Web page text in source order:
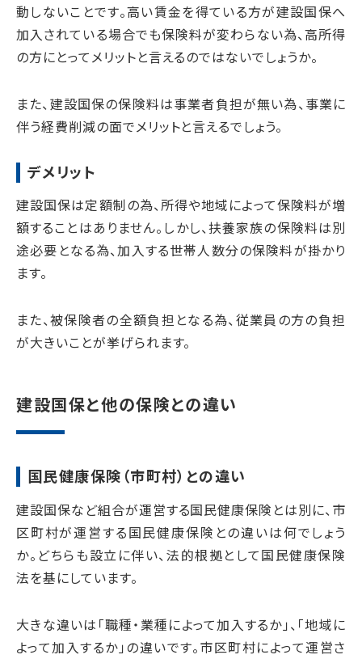
動しないことです。高い賃金を得ている方が建設国保へ
加入されている場合でも保険料が変わらない為、高所得
の方にとってメリットと言えるのではないでしょうか。
また、建設国保の保険料は事業者負担が無い為、事業に
伴う経費削減の面でメリットと言えるでしょう。
デメリット
建設国保は定額制の為、所得や地域によって保険料が増
額することはありません。しかし、扶養家族の保険料は別
途必要となる為、加入する世帯人数分の保険料が掛かり
ます。
また、被保険者の全額負担となる為、従業員の方の負担
が大きいことが挙げられます。
建設国保と他の保険との違い
国民健康保険（市町村）との違い
建設国保など組合が運営する国民健康保険とは別に、市
区町村が運営する国民健康保険との違いは何でしょう
か。どちらも設立に伴い、法的根拠として国民健康保険
法を基にしています。
大きな違いは「職種・業種によって加入するか」、「地域に
よって加入するか」の違いです。市区町村によって運営さ